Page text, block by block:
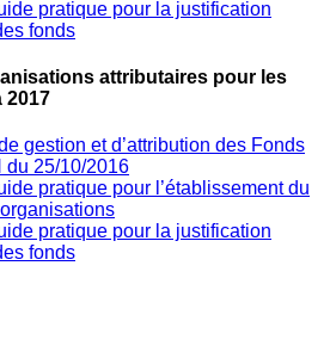
pratique pour la justification
fonds
attributaires pour les
2017
gestion et d’attribution des Fonds
du 25/10/2016
pratique pour l’établissement du
pratique pour la justification
fonds